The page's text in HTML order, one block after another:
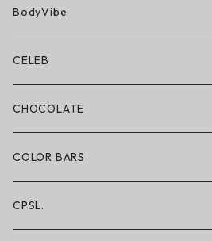
BN3TH × ON THE ROAM
ボクサーブリーフ/ショート丈
ボクサーブリーフ/ロング丈
ショートパンツ/2 IN 1
レギンス/フルレングス10分丈
BodyVibe
CELEB
CHOCOLATE
COLOR BARS
CPSL.